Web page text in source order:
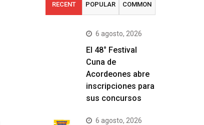
RECENT POPULAR COMMON
6 agosto, 2026
El 48° Festival
Cuna de
Acordeones abre
inscripciones para
sus concursos
6 agosto, 2026